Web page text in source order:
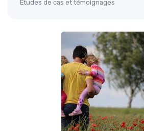
Études de cas et témoignages